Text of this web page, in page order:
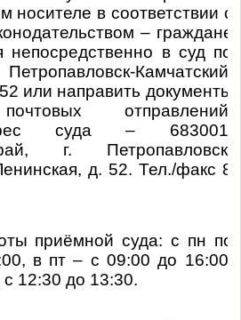
носителе в соответствии с
– граждане
непосредственно в суд по
Камчатский,
или направить документы
отправлений.
суда – 683001,
г. Петропавловск-
д. 52. Тел./факс 8
приёмной суда: с пн по
в пт – с 09:00 до 16:00.
12:30 до 13:30.